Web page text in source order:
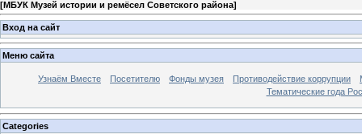
[МБУК Музей истории и ремёсел Советского района]
Вход на сайт
Меню сайта
Узнаём Вместе Посетителю Фонды музея Противодействие коррупции
Тематические года
Categories